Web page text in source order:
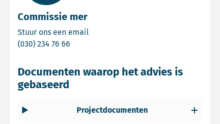
Commissie mer
Stuur ons een email
(030) 234 76 66
Documenten waarop het advies is
gebaseerd
Projectdocumenten